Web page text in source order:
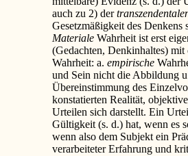
auch zu 2) der
Gesetzmäßigkeit des Denkens
Materiale Wahrheit ist erst
(Gedachten, Denkinhaltes)
Wahrheit: a. empirische
und Sein nicht die Abbildung
Übereinstimmung des
konstatierten Realität,
Urteilen sich darstellt. Ein
Gültigkeit (s. d.) hat, wenn es
wenn also dem Subjekt ein
verarbeiteter Erfahrung und